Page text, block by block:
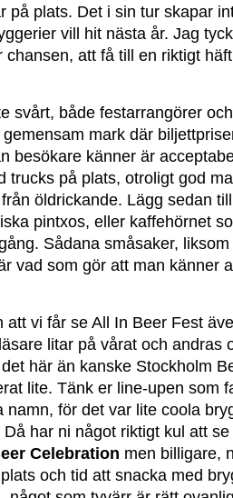
på plats. Det i sin tur skapar
vill hit nästa år. Jag
chansen, att få till en riktigt
svårt, både festarrangörer
mark där
besökare känner är
trucks på plats, otroligt god
öldrickande. Lägg sedan
pintxos, eller kaffehörnet
Sådana småsaker,
vad som gör att man känner
att vi får se All In Beer Fest
litar på vårat och andras
här än kanske Stockholm
lite. Tänk er line-upen som
namn, för det var lite coola
har ni något riktigt kul att
Celebration men billigare,
och tid att snacka med